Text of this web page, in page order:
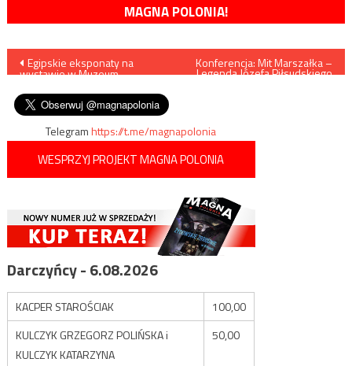
MAGNA POLONIA!
Nawigacja
wpisu
Egipskie eksponaty na
wystawie w Muzeum
Konferencja: Mit Marszałka –
Legenda Józefa Piłsudskiego
Telegramhttps://t.me/magnapolonia
WESPRZYJ PROJEKT MAGNA POLONIA
Darczyńcy - 6.08.2026
KACPER STAROŚCIAK
100,00
KULCZYK GRZEGORZ POLIŃSKA i
KULCZYK KATARZYNA
50,00